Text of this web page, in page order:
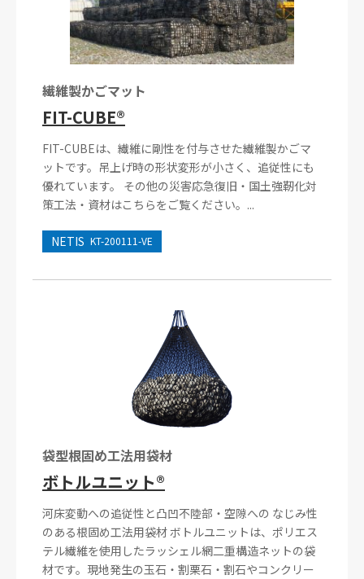
繊維製かごマット
FIT-CUBE®
FIT-CUBEは、繊維に剛性を付与させた繊維製かごマ
ットです。吊上げ時の形状変形が小さく、追従性にも
優れています。 その他の災害応急復旧・国土強靭化対
策工法・資材はこちらをご覧ください。...
NETIS KT-200111-VE
袋型根固め工法用袋材
ボトルユニット®
河床変動への追従性と凸凹不陸部・空隙への なじみ性
のある根固め工法用袋材 ボトルユニットは、ポリエス
テル繊維を使用したラッシェル網二重構造ネットの袋
材です。現地発生の玉石・割栗石・割石やコンクリー